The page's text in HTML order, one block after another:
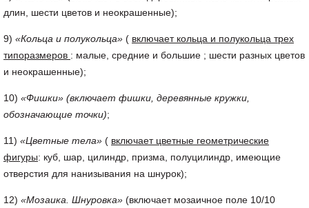
длин, шести цветов и неокрашенные);
9) «Кольца и полукольца» ( включает кольца и полукольца трех
типоразмеров : малые, средние и большие ; шести разных цветов
и неокрашенные);
10) «Фишки» (включает фишки, деревянные кружки,
обозначающие точки);
11) «Цветные тела» ( включает цветные геометрические
фигуры: куб, шар, цилиндр, призма, полуцилиндр, имеющие
отверстия для нанизывания на шнурок);
12) «Мозаика. Шнуровка» (включает мозаичное поле 10/10